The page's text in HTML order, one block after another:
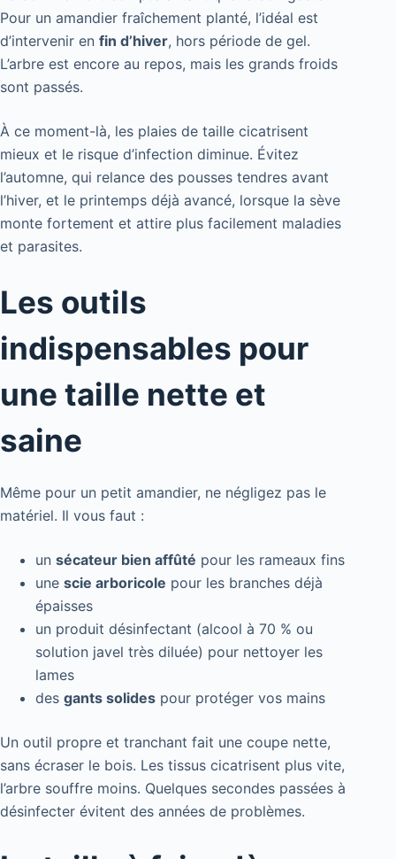
Pour un amandier fraîchement planté, l’idéal est
d’intervenir en fin d’hiver, hors période de gel.
L’arbre est encore au repos, mais les grands froids
sont passés.
À ce moment-là, les plaies de taille cicatrisent
mieux et le risque d’infection diminue. Évitez
l’automne, qui relance des pousses tendres avant
l’hiver, et le printemps déjà avancé, lorsque la sève
monte fortement et attire plus facilement maladies
et parasites.
Les outils
indispensables pour
une taille nette et
saine
Même pour un petit amandier, ne négligez pas le
matériel. Il vous faut :
un sécateur bien affûté pour les rameaux fins
une scie arboricole pour les branches déjà
épaisses
un produit désinfectant (alcool à 70 % ou
solution javel très diluée) pour nettoyer les
lames
des gants solides pour protéger vos mains
Un outil propre et tranchant fait une coupe nette,
sans écraser le bois. Les tissus cicatrisent plus vite,
l’arbre souffre moins. Quelques secondes passées à
désinfecter évitent des années de problèmes.